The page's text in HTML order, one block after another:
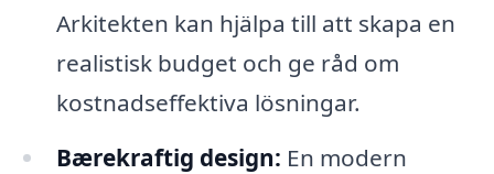
Arkitekten kan hjälpa till att skapa en
realistisk budget och ge råd om
kostnadseffektiva lösningar.
Bærekraftig design: En modern